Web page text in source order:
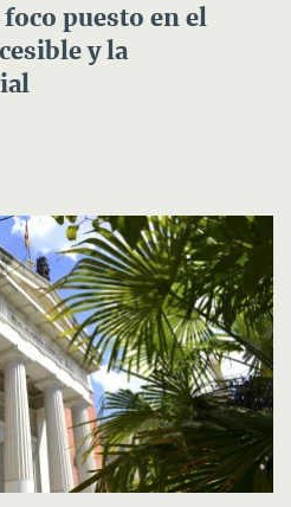
puesto en el
y la